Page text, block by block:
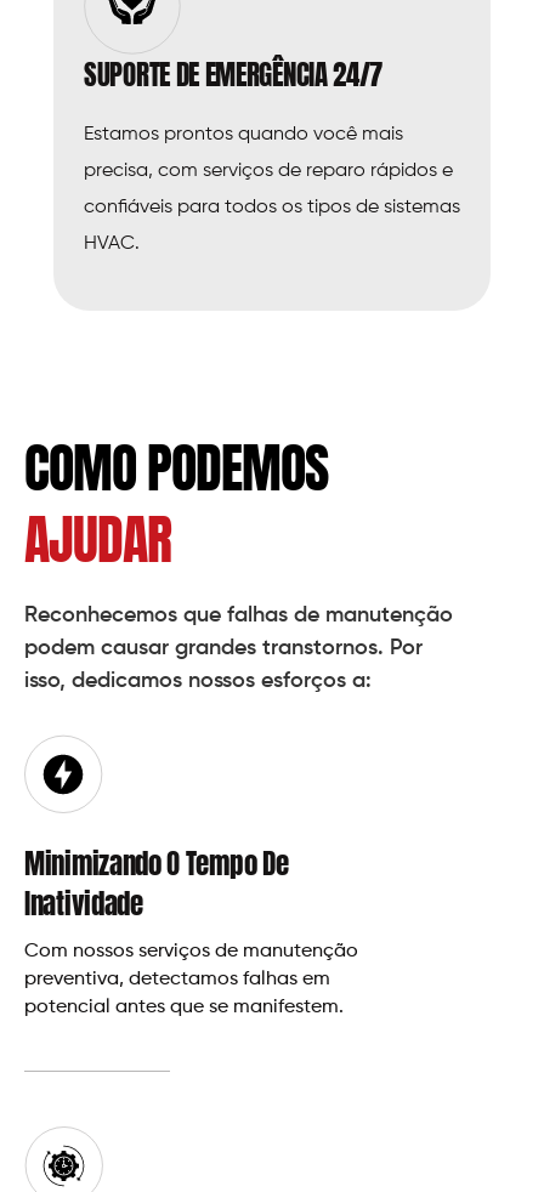
SUPORTE DE EMERGÊNCIA 24/7
Estamos prontos quando você mais
precisa, com serviços de reparo rápidos e
confiáveis para todos os tipos de sistemas
HVAC.
COMO PODEMOS
AJUDAR
Reconhecemos que falhas de manutenção
podem causar grandes transtornos. Por
isso, dedicamos nossos esforços a:
Minimizando O Tempo De
Inatividade
Com nossos serviços de manutenção
preventiva, detectamos falhas em
potencial antes que se manifestem.